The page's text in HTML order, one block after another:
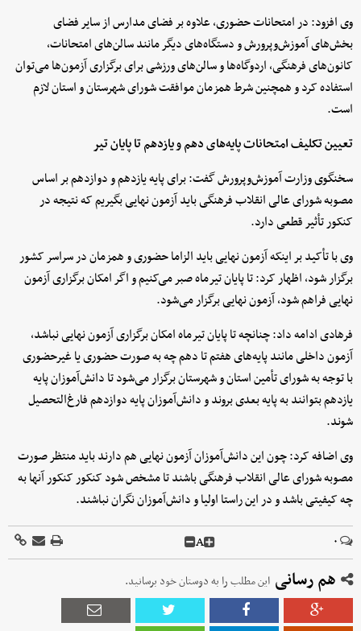
وی افزود: در امتحانات حضوری، علاوه بر فضای مدارس از سایر فضای
بخش‌های آموزش‌وپرورش و دستگاه‌های دیگر مانند سالن‌های امتحانات،
کانون‌های فرهنگی، اردوگاه‌ها و سالن‌های ورزشی برای برگزاری آزمون‌ها می‌توان
استفاده کرد و همچنین شرط همزمان موافقت شورای شهرستان و استان لازم
است.
تعیین تکلیف امتحانات پایه‌های دهم و یازدهم تا پایان تیر
سخنگوی وزارت آموزش‌وپرورش گفت: برای پایه یازدهم و دوازدهم بر اساس
مصوبه شورای عالی انقلاب فرهنگی باید آزمون نهایی بگیریم که نتیجه در
کنکور تأثیر قطعی دارد.
وی با تأکید بر اینکه آزمون نهایی باید الزاما حضوری و همزمان در سراسر کشور
برگزار شود، اظهار کرد: تا پایان تیرماه صبر می‌کنیم و اگر امکان برگزاری آزمون
نهایی فراهم شود، آزمون نهایی برگزار می‌شود.
فرهادی ادامه داد: چنانچه تا پایان تیرماه امکان برگزاری آزمون نهایی نباشد،
آزمون داخلی مانند پایه‌های هفتم تا دهم چه به صورت حضوری یا غیرحضوری
با توجه به شورای تأمین استان و شهرستان برگزار می‌شود تا دانش‌آموزان پایه
یازدهم بتوانند به پایه بعدی بروند و دانش‌آموزان پایه دوازدهم فارغ‌التحصیل
شوند.
وی اضافه کرد: چون این دانش‌آموزان آزمون نهایی هم دارند باید منتظر صورت
مصوبه شورای عالی انقلاب فرهنگی باشند تا مشخص شود کنکور کنکور آنها به
چه کیفیتی باشد و در این راستا اولیا و دانش‌آموزان نگران نباشند.
۰ A
هم رسانی این مطلب را به دوستان خود برسانید.